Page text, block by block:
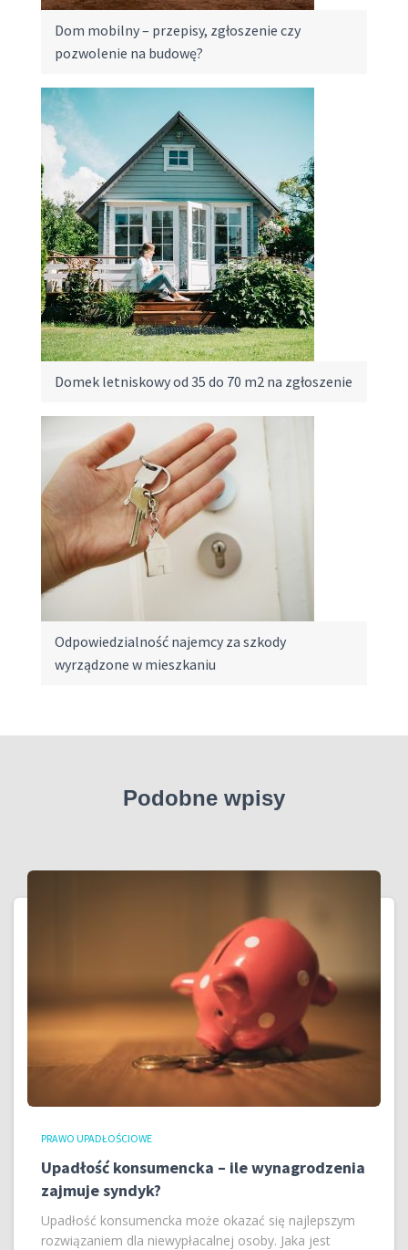
Dom mobilny – przepisy, zgłoszenie czy
pozwolenie na budowę?
Domek letniskowy od 35 do 70 m2 na zgłoszenie
Odpowiedzialność najemcy za szkody
wyrządzone w mieszkaniu
Podobne wpisy
PRAWO UPADŁOŚCIOWE
Upadłość konsumencka – ile wynagrodzenia
zajmuje syndyk?
Upadłość konsumencka może okazać się najlepszym
rozwiązaniem dla niewypłacalnej osoby. Jaka jest